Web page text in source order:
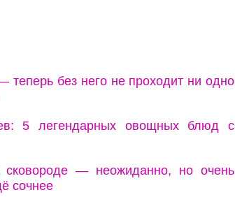
без него не проходит ни одно
5 легендарных овощных блюд с
— неожиданно, но очень
сочнее